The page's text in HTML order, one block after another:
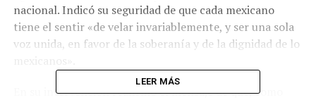
nacional. Indicó su seguridad de que cada mexicano
tiene el sentir «de velar invariablemente, y ser una sola
voz unida, en favor de la soberanía y de la dignidad de lo
En su intervención reafirmó el mensaje de que, como
LEER MÁS